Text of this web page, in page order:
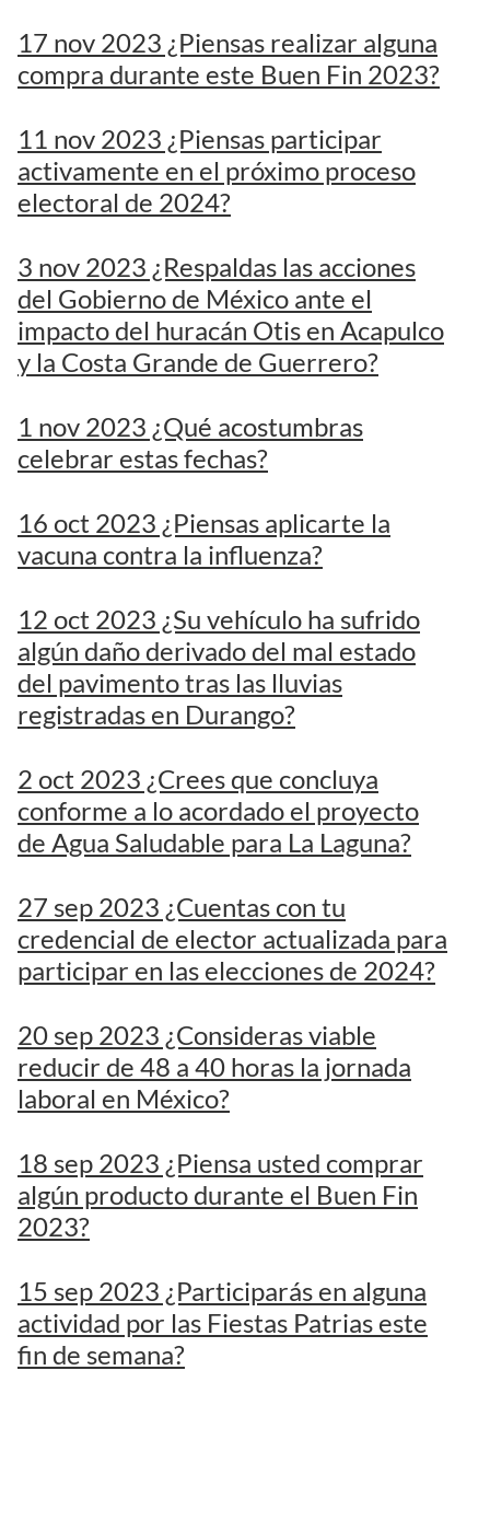
17 nov 2023 ¿Piensas realizar alguna
compra durante este Buen Fin 2023?
11 nov 2023 ¿Piensas participar
activamente en el próximo proceso
electoral de 2024?
3 nov 2023 ¿Respaldas las acciones
del Gobierno de México ante el
impacto del huracán Otis en Acapulco
y la Costa Grande de Guerrero?
1 nov 2023 ¿Qué acostumbras
celebrar estas fechas?
16 oct 2023 ¿Piensas aplicarte la
vacuna contra la influenza?
12 oct 2023 ¿Su vehículo ha sufrido
algún daño derivado del mal estado
del pavimento tras las lluvias
registradas en Durango?
2 oct 2023 ¿Crees que concluya
conforme a lo acordado el proyecto
de Agua Saludable para La Laguna?
27 sep 2023 ¿Cuentas con tu
credencial de elector actualizada para
participar en las elecciones de 2024?
20 sep 2023 ¿Consideras viable
reducir de 48 a 40 horas la jornada
laboral en México?
18 sep 2023 ¿Piensa usted comprar
algún producto durante el Buen Fin
2023?
15 sep 2023 ¿Participarás en alguna
actividad por las Fiestas Patrias este
fin de semana?